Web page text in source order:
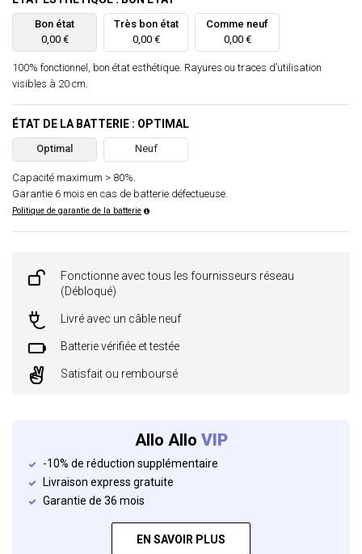
Bon état
0,00 €
Très bon état
0,00 €
Comme neuf
0,00 €
100% fonctionnel, bon état esthétique. Rayures ou traces d’utilisation
visibles à 20 cm.
ÉTAT DE LA BATTERIE : OPTIMAL
Optimal Neuf
Capacité maximum > 80%.
Garantie 6 mois en cas de batterie défectueuse.
Politique de garantie de la batterie
Fonctionne avec tous les fournisseurs réseau
(Débloqué)
Livré avec un câble neuf
Batterie vérifiée et testée
Satisfait ou remboursé
Allo Allo VIP
-10% de réduction supplémentaire
Livraison express gratuite
Garantie de 36 mois
EN SAVOIR PLUS